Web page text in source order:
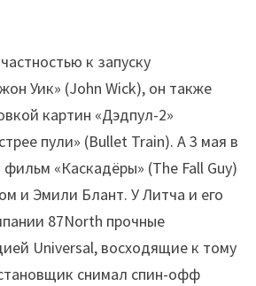
к запуску
Уик» (John Wick), он также
картин «Дэдпул-2»
пули» (Bullet Train). А 3 мая в
«Каскадёры» (The Fall Guy)
и Эмили Блант. У Литча и его
87North прочные
Universal, восходящие к тому
снимал спин-офф